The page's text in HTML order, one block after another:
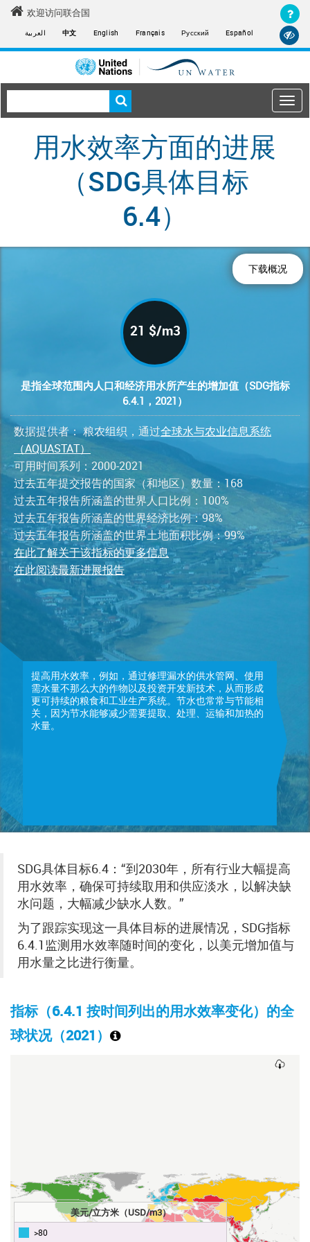
Skip
content
欢迎访问联合国
العربية 中文 English Français Русский Español
Main
navigation
用水效率方面的进展
（SDG具体目标
6.4）
提高用水效率，例如，通过修理漏水的供水管网、使用
需水量不那么大的作物以及投资开发新技术，从而形成
更可持续的粮食和工业生产系统。节水也常常与节能相
关，因为节水能够减少需要提取、处理、运输和加热的
水量。
下载概况
21 $/m3
是指全球范围内人口和经济用水所产生的增加值（SDG指标
6.4.1，2021）
数据提供者： 粮农组织，通过全球水与农业信息系统
（AQUASTAT）
可用时间系列：2000-2021
过去五年提交报告的国家（和地区）数量：168
过去五年报告所涵盖的世界人口比例：100%
过去五年报告所涵盖的世界经济比例：98%
过去五年报告所涵盖的世界土地面积比例：99%
在此了解关于该指标的更多信息
在此阅读最新进展报告
SDG具体目标6.4：“到2030年，所有行业大幅提高
用水效率，确保可持续取用和供应淡水，以解决缺
水问题，大幅减少缺水人数。”
为了跟踪实现这一具体目标的进展情况，SDG指标
6.4.1监测用水效率随时间的变化，以美元增加值与
用水量之比进行衡量。
指标（6.4.1 按时间列出的用水效率变化）的全
球状况（2021）
美元/立方米（USD/m3）
>80